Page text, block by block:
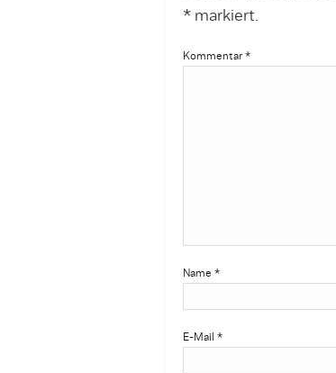
*markiert.
Kommentar *
Name *
E-Mail *